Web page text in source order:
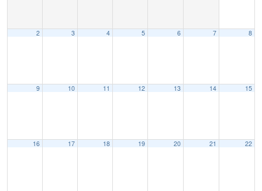
2 3 4 5 6 7 8
9 10 11 12 13 14 15
16 17 18 19 20 21 22